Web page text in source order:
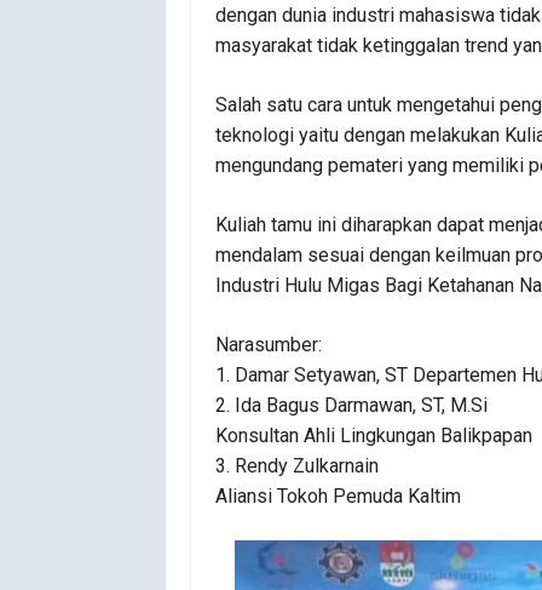
dengan dunia industri mahasiswa
masyarakat tidak ketinggalan trend
Salah satu cara untuk mengetahui
teknologi yaitu dengan melakukan
mengundang pemateri yang memiliki
Kuliah tamu ini diharapkan dapat
mendalam sesuai dengan keilmuan
Industri Hulu Migas Bagi Ketahanan
Narasumber:
1. Damar Setyawan, ST Departemen
2. Ida Bagus Darmawan, ST, M.Si
Konsultan Ahli Lingkungan Balikpapan
3. Rendy Zulkarnain
Aliansi Tokoh Pemuda Kaltim